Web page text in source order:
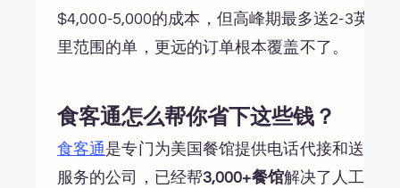
$4,000-5,000的成本，但高峰期最多送2-3英
里范围的单，更远的订单根本覆盖不了。
食客通怎么帮你省下这些钱？
食客通是专门为美国餐馆提供电话代接和送餐
服务的公司，已经帮3,000+餐馆解决了人工成